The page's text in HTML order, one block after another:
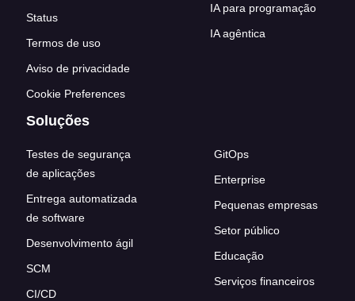
Status
Termos de uso
Aviso de privacidade
Cookie Preferences
IA para programação
IA agêntica
Soluções
Testes de segurança
de aplicações
Entrega automatizada
de software
Desenvolvimento ágil
SCM
CI/CD
GitOps
Enterprise
Pequenas empresas
Setor público
Educação
Serviços financeiros